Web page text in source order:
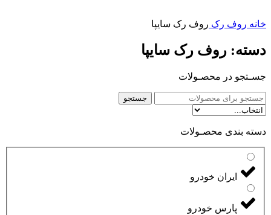
خانه روف رک روف رک سایپا
دسته: روف رک سایپا
جسـتجو در محصـولات
جستجو
دسته بندی محصـولات
ایران خودرو
پارس خودرو